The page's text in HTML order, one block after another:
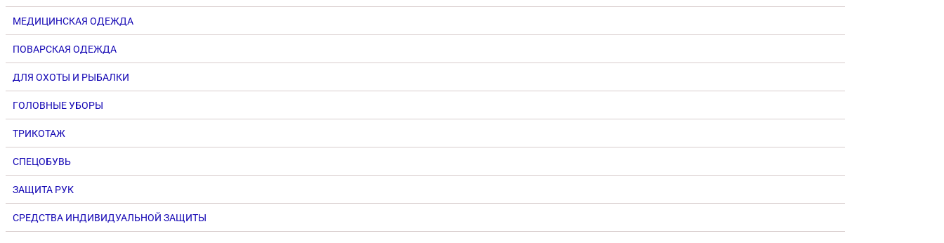
МЕДИЦИНСКАЯ ОДЕЖДА
ПОВАРСКАЯ ОДЕЖДА
ДЛЯ ОХОТЫ И РЫБАЛКИ
ГОЛОВНЫЕ УБОРЫ
ТРИКОТАЖ
СПЕЦОБУВЬ
ЗАЩИТА РУК
СРЕДСТВА ИНДИВИДУАЛЬНОЙ ЗАЩИТЫ